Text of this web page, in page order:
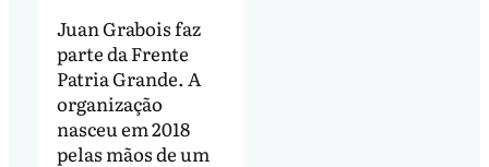
Juan Grabois faz
parte da Frente
Patria Grande. A
organização
nasceu em 2018
pelas mãos de um